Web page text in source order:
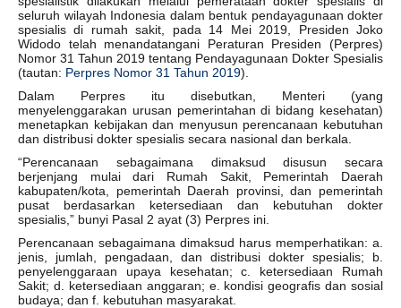
seluruh wilayah Indonesia dalam bentuk pendayagunaan dokter
spesialis di rumah sakit, pada 14 Mei 2019, Presiden Joko
Widodo telah menandatangani Peraturan Presiden (Perpres)
Nomor 31 Tahun 2019 tentang Pendayagunaan Dokter Spesialis
(tautan: Perpres Nomor 31 Tahun 2019).
Dalam Perpres itu disebutkan, Menteri (yang
menyelenggarakan urusan pemerintahan di bidang kesehatan)
menetapkan kebijakan dan menyusun perencanaan kebutuhan
dan distribusi dokter spesialis secara nasional dan berkala.
“Perencanaan sebagaimana dimaksud disusun secara
berjenjang mulai dari Rumah Sakit, Pemerintah Daerah
kabupaten/kota, pemerintah Daerah provinsi, dan pemerintah
pusat berdasarkan ketersediaan dan kebutuhan dokter
spesialis,” bunyi Pasal 2 ayat (3) Perpres ini.
Perencanaan sebagaimana dimaksud harus memperhatikan: a.
jenis, jumlah, pengadaan, dan distribusi dokter spesialis; b.
penyelenggaraan upaya kesehatan; c. ketersediaan Rumah
Sakit; d. ketersediaan anggaran; e. kondisi geografis dan sosial
budaya; dan f. kebutuhan masyarakat.